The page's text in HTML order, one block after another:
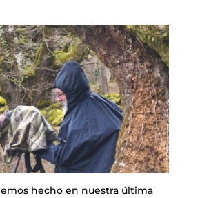
hecho en nuestra última